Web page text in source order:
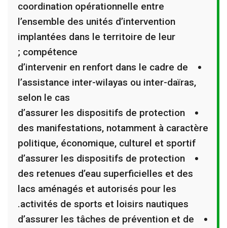
coordination opérationnelle entre
l’ensemble des unités d’intervention
implantées dans le territoire de leur
compétence ;
d’intervenir en renfort dans le cadre de
l’assistance inter-wilayas ou inter-daïras,
selon le cas
d’assurer les dispositifs de protection
des manifestations, notamment à caractère
politique, économique, culturel et sportif
d’assurer les dispositifs de protection
des retenues d’eau superficielles et des
lacs aménagés et autorisés pour les
activités de sports et loisirs nautiques.
d’assurer les tâches de prévention et de